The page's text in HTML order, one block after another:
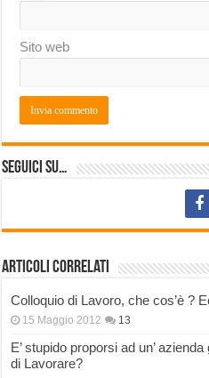
Sito web
Seguici su…
Articoli correlati
Colloquio di Lavoro, che cos’è ?
15 Maggio 2012 13
E’ stupido proporsi ad un’
di Lavorare?